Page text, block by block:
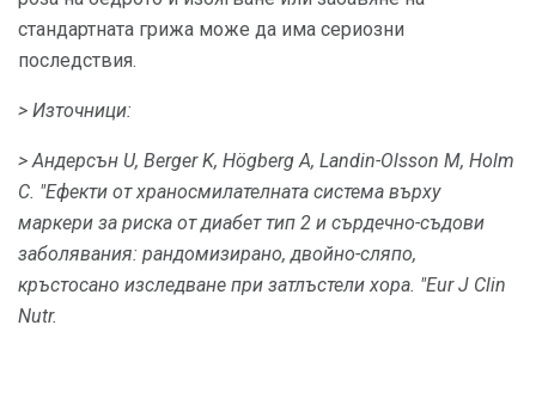
стандартната грижа може да има сериозни
последствия.
> Източници:
> Андерсън U, Berger K, Högberg A, Landin-Olsson М, Holm
С. "Ефекти от храносмилателната система върху
маркери за риска от диабет тип 2 и сърдечно-съдови
заболявания: рандомизирано, двойно-сляпо,
кръстосано изследване при затлъстели хора. "Eur J Clin
Nutr.